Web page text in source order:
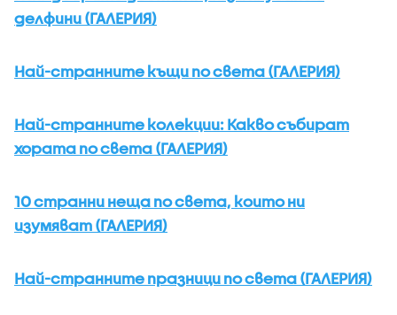
делфини (ГАЛЕРИЯ)
Най-странните къщи по света (ГАЛЕРИЯ)
Най-странните колекции: Какво събират
хората по света (ГАЛЕРИЯ)
10 странни неща по света, които ни
изумяват (ГАЛЕРИЯ)
Най-странните празници по света (ГАЛЕРИЯ)